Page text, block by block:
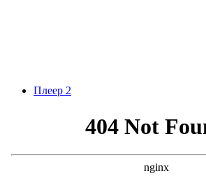
Плеер 2